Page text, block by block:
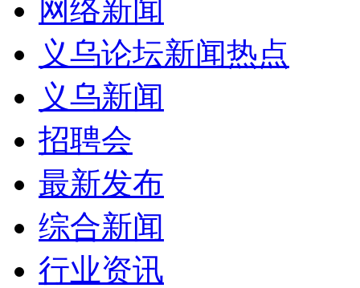
网络新闻
义乌论坛新闻热点
义乌新闻
招聘会
最新发布
综合新闻
行业资讯